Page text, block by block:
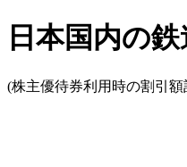
日本国内の
(株主優待券利用時の割引